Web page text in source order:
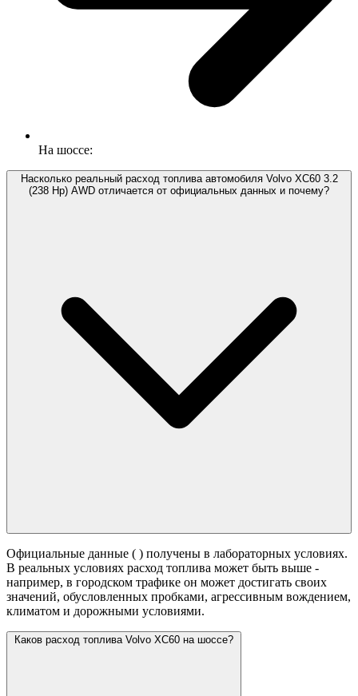
На шоссе:
Насколько реальный расход топлива автомобиля Volvo XC60 3.2
(238 Hp) AWD отличается от официальных данных и почему?
Официальные данные ( ) получены в лабораторных условиях.
В реальных условиях расход топлива может быть выше -
например, в городском трафике он может достигать своих
значений, обусловленных пробками, агрессивным вождением,
климатом и дорожными условиями.
Каков расход топлива Volvo XC60 на шоссе?